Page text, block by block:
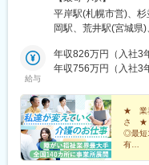
市／弘前市・関東エ
志野市／板橋区／多
ア：新潟市／富山市
阪市／宇治市／西宮
／徳島市／高松市／
郡粕屋町／北九州市
市／宮崎市／鹿児島
駐車場あり！車、バ
当するご利用者のご
平岸駅(札幌市営)、
岡駅、荒井駅(宮城県
上駅、多摩センター
(長野県)、県庁前駅(
良線)、天満橋駅、西
松江駅、備前西市駅
駅、元山駅(香川県)
駅、木屋瀬駅、西鉄
分駅、宮崎駅、天文
給与
年収826万円（入社3
年収756万円（入社3
★ 業
さ ★
◎最短
有